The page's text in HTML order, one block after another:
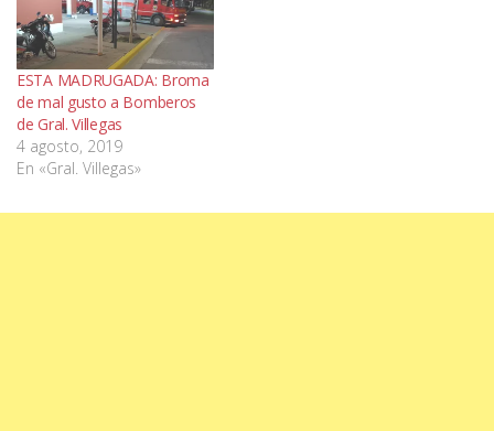
ESTA MADRUGADA: Broma
de mal gusto a Bomberos
de Gral. Villegas
4 agosto, 2019
En «Gral. Villegas»